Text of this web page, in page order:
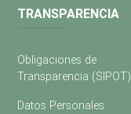
TRANSPARENCIA
Obligaciones de
Transparencia (SIPOT)
Datos Personales